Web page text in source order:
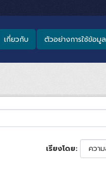
เกี่ยวกับ ตัวอย่างการใช้ข้อมูล
เรียงโดย